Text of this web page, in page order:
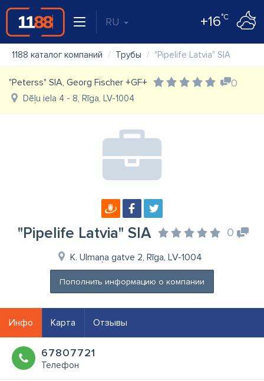
RU +16°C
1188 каталог компаний Трубы "Pipelife Latvia" SIA
"Peterss" SIA, Georg Fischer +GF+ 0
Dēļu iela 4 - 8, Rīga, LV-1004
"Pipelife Latvia" SIA 0
K. Ulmaņa gatve 2, Rīga, LV-1004
Пополнить информацию о компании
Инфо Карта Отзывы
67807721
Телефон